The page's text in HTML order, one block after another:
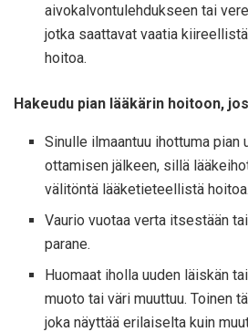
aivokalvontulehdukseen tai
jotka saattavat vaatia
hoitoa.
Hakeudu pian lääkärin hoitoon,
Sinulle ilmaantuu ihottuma pian
ottamisen jälkeen, sillä
välitöntä lääketieteellistä hoitoa.
Vaurio vuotaa verta itsestään
parane.
Huomaat iholla uuden läiskän
muoto tai väri muuttuu. Toinen
joka näyttää erilaiselta kuin